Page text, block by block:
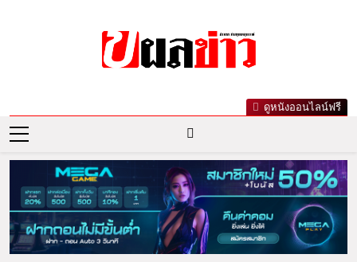
ผลข่าว.com
ดารา ข่าวกีฬารอบโลก เลขเด็ดหวยดัง ตรวจ
ดูหนังออนไลน์ฟรี